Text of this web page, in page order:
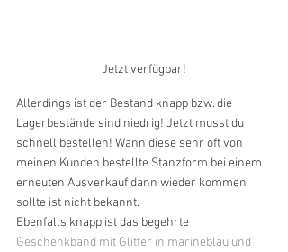
Jetzt verfügbar!
Allerdings ist der Bestand knapp bzw. die
Lagerbestände sind niedrig! Jetzt musst du
schnell bestellen! Wann diese sehr oft von
meinen Kunden bestellte Stanzform bei einem
erneuten Ausverkauf dann wieder kommen
sollte ist nicht bekannt.
Ebenfalls knapp ist das begehrte
Geschenkband mit Glitter in marineblau und